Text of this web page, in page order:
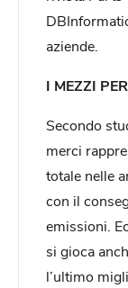
aziende.
I MEZZI
Secondo
merci
totale nelle
con il
emissioni.
si gioca
l’ultimo